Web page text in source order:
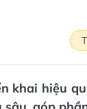
khai hiệu